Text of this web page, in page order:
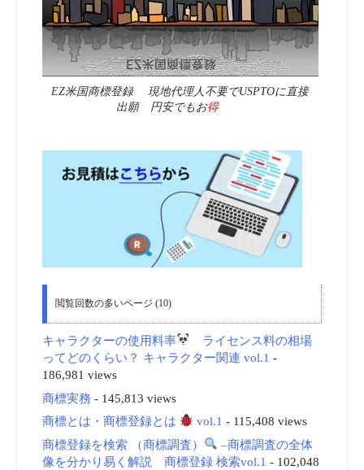
EZ米国商標登録 現地代理人不要でUSPTOに直接
出願 円安でもお得
閲覧回数の多いページ (10)
キャラクターの使用料率
ライセンス料の相場
ってどのくらい？ キャラクター関連 vol.1 -
186,981 views
商標実務 - 145,813 views
商標とは・商標登録とは
vol.1 - 115,408 views
商標登録を検索 （商標調査）
–商標調査の全体
像を分かり易く解説 商標登録 検索vol.1 - 102,048